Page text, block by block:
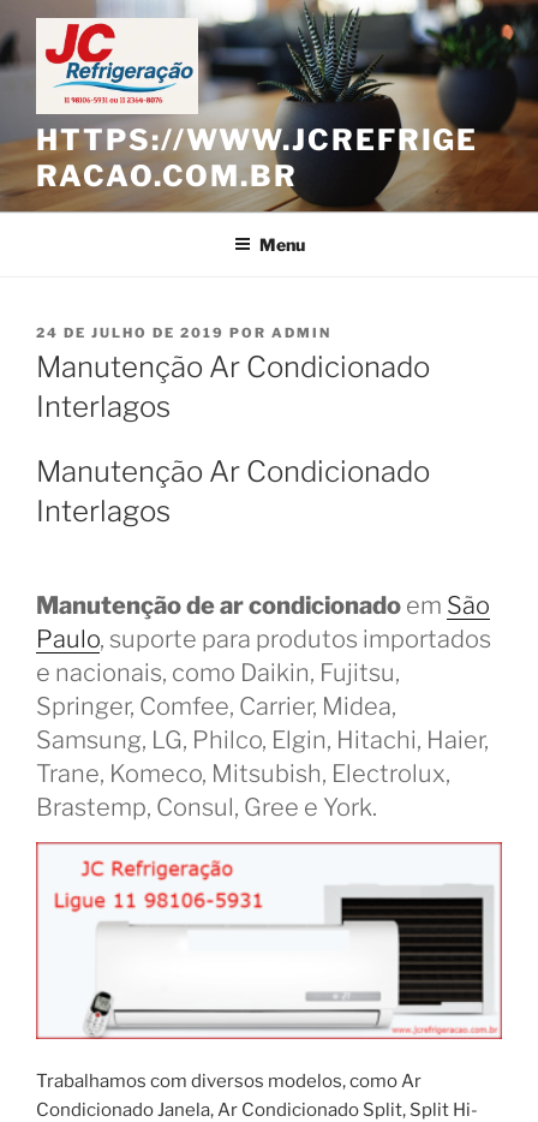
Pular
para
o
conteúdo
HTTPS://WWW.JCREFRIGE
RACAO.COM.BR
Menu
PUBLICADO
EM
24 DE JULHO DE 2019 POR ADMIN
Manutenção Ar Condicionado
Interlagos
Manutenção Ar Condicionado
Interlagos
Manutenção de ar condicionado em São
Paulo, suporte para produtos importados
e nacionais, como Daikin, Fujitsu,
Springer, Comfee, Carrier, Midea,
Samsung, LG, Philco, Elgin, Hitachi, Haier,
Trane, Komeco, Mitsubish, Electrolux,
Brastemp, Consul, Gree e York.
Trabalhamos com diversos modelos, como Ar
Condicionado Janela, Ar Condicionado Split, Split Hi-